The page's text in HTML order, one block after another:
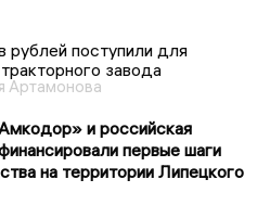
Артамонова
и российская
первые шаги
на территории Липецкого